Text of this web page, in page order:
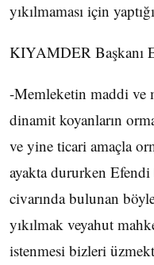
yıkılmaması için
KIYAMDER Başkanı
-Memleketin maddi ve
dinamit koyanların
ve yine ticari amaçla
ayakta dururken
civarında bulunan
yıkılmak veyahut
istenmesi bizleri